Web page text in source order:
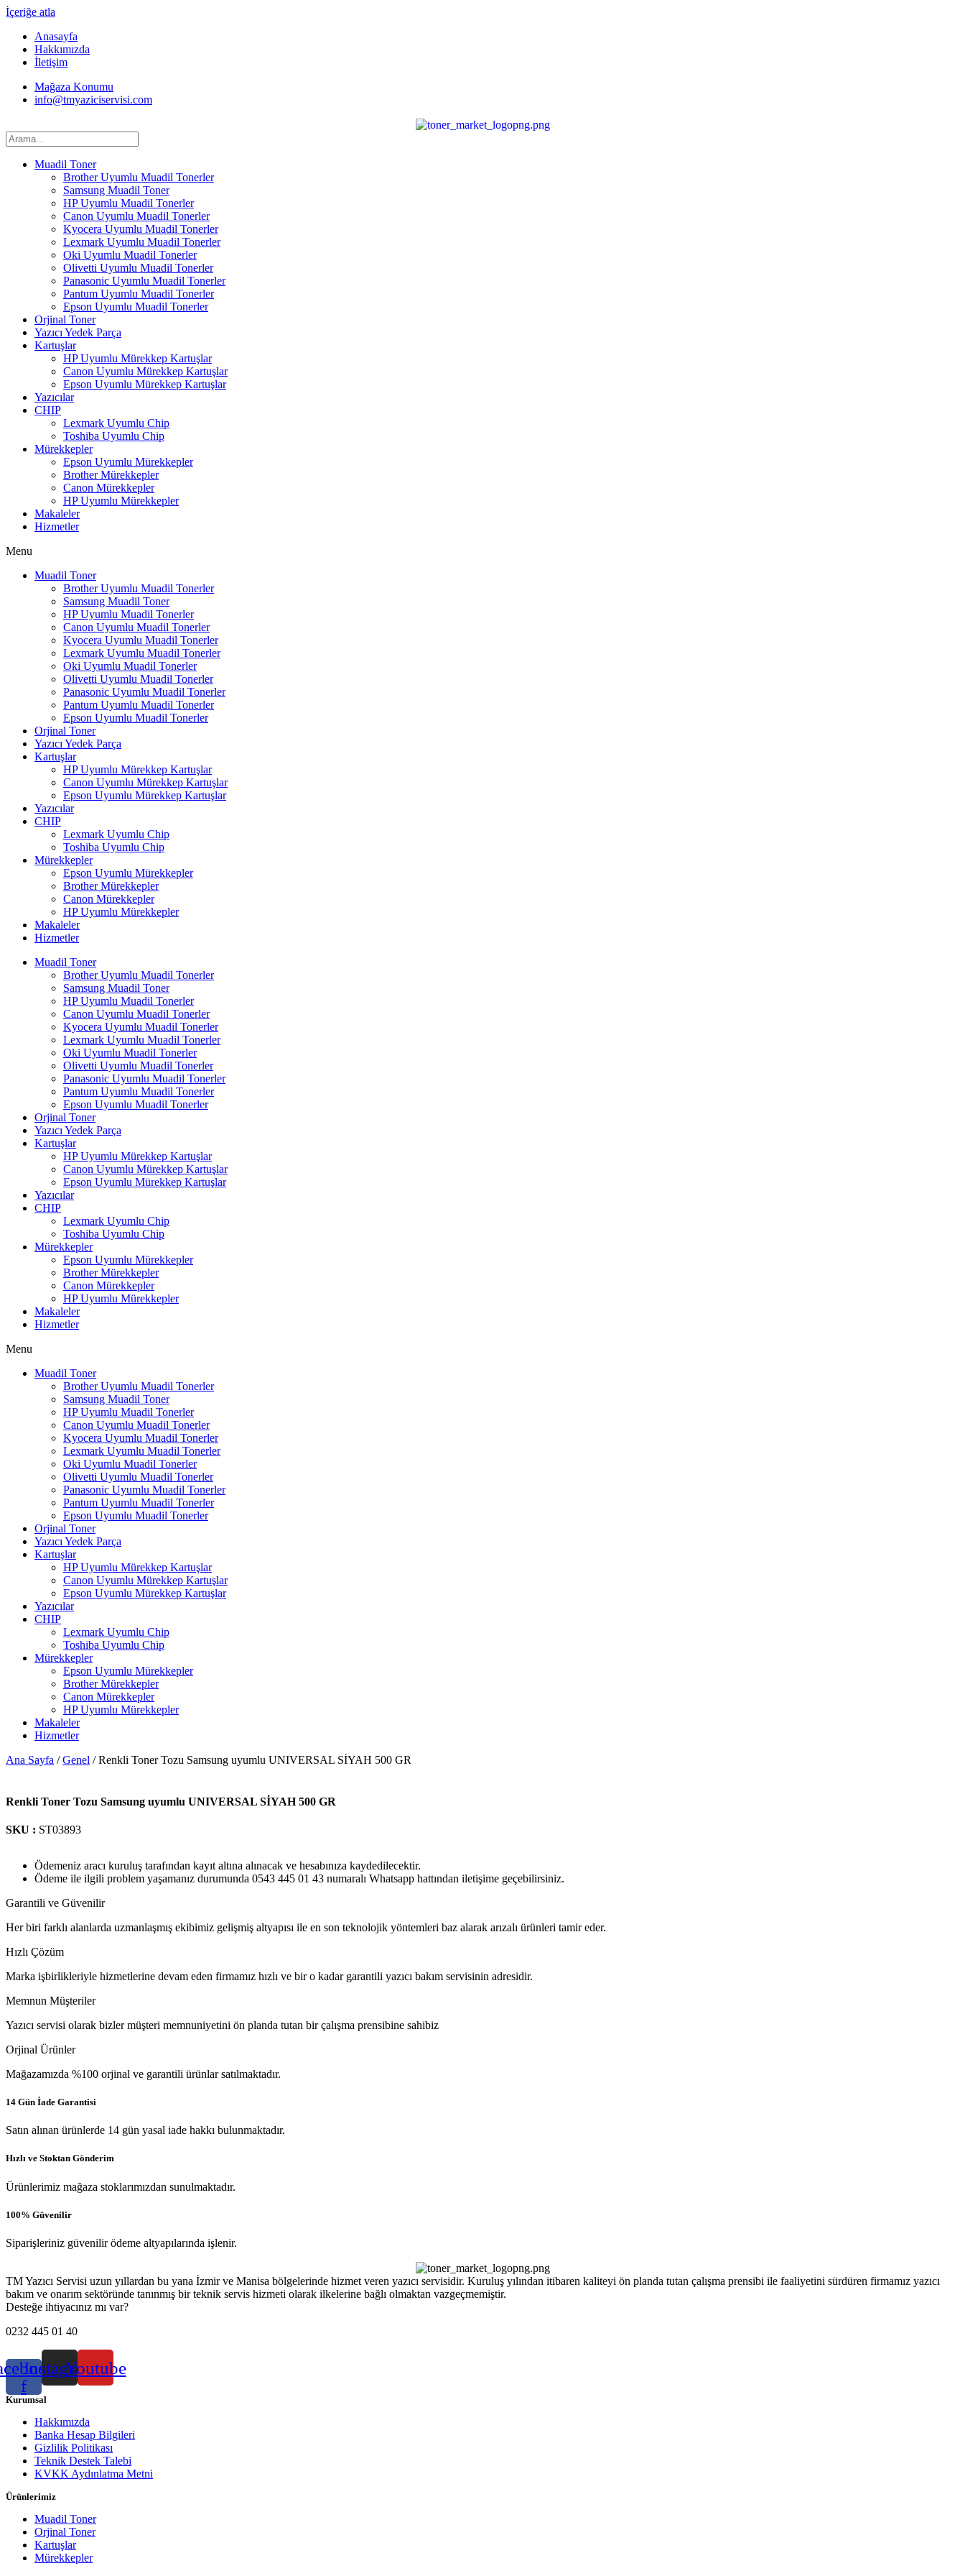
İçeriğe atla
Anasayfa
Hakkımızda
İletişim
Mağaza Konumu
info@tmyaziciservisi.com
Muadil Toner
Brother Uyumlu Muadil Tonerler
Samsung Muadil Toner
HP Uyumlu Muadil Tonerler
Canon Uyumlu Muadil Tonerler
Kyocera Uyumlu Muadil Tonerler
Lexmark Uyumlu Muadil Tonerler
Oki Uyumlu Muadil Tonerler
Olivetti Uyumlu Muadil Tonerler
Panasonic Uyumlu Muadil Tonerler
Pantum Uyumlu Muadil Tonerler
Epson Uyumlu Muadil Tonerler
Orjinal Toner
Yazıcı Yedek Parça
Kartuşlar
HP Uyumlu Mürekkep Kartuşlar
Canon Uyumlu Mürekkep Kartuşlar
Epson Uyumlu Mürekkep Kartuşlar
Yazıcılar
CHIP
Lexmark Uyumlu Chip
Toshiba Uyumlu Chip
Mürekkepler
Epson Uyumlu Mürekkepler
Brother Mürekkepler
Canon Mürekkepler
HP Uyumlu Mürekkepler
Makaleler
Hizmetler
Menu
Muadil Toner
Brother Uyumlu Muadil Tonerler
Samsung Muadil Toner
HP Uyumlu Muadil Tonerler
Canon Uyumlu Muadil Tonerler
Kyocera Uyumlu Muadil Tonerler
Lexmark Uyumlu Muadil Tonerler
Oki Uyumlu Muadil Tonerler
Olivetti Uyumlu Muadil Tonerler
Panasonic Uyumlu Muadil Tonerler
Pantum Uyumlu Muadil Tonerler
Epson Uyumlu Muadil Tonerler
Orjinal Toner
Yazıcı Yedek Parça
Kartuşlar
HP Uyumlu Mürekkep Kartuşlar
Canon Uyumlu Mürekkep Kartuşlar
Epson Uyumlu Mürekkep Kartuşlar
Yazıcılar
CHIP
Lexmark Uyumlu Chip
Toshiba Uyumlu Chip
Mürekkepler
Epson Uyumlu Mürekkepler
Brother Mürekkepler
Canon Mürekkepler
HP Uyumlu Mürekkepler
Makaleler
Hizmetler
Muadil Toner
Brother Uyumlu Muadil Tonerler
Samsung Muadil Toner
HP Uyumlu Muadil Tonerler
Canon Uyumlu Muadil Tonerler
Kyocera Uyumlu Muadil Tonerler
Lexmark Uyumlu Muadil Tonerler
Oki Uyumlu Muadil Tonerler
Olivetti Uyumlu Muadil Tonerler
Panasonic Uyumlu Muadil Tonerler
Pantum Uyumlu Muadil Tonerler
Epson Uyumlu Muadil Tonerler
Orjinal Toner
Yazıcı Yedek Parça
Kartuşlar
HP Uyumlu Mürekkep Kartuşlar
Canon Uyumlu Mürekkep Kartuşlar
Epson Uyumlu Mürekkep Kartuşlar
Yazıcılar
CHIP
Lexmark Uyumlu Chip
Toshiba Uyumlu Chip
Mürekkepler
Epson Uyumlu Mürekkepler
Brother Mürekkepler
Canon Mürekkepler
HP Uyumlu Mürekkepler
Makaleler
Hizmetler
Menu
Muadil Toner
Brother Uyumlu Muadil Tonerler
Samsung Muadil Toner
HP Uyumlu Muadil Tonerler
Canon Uyumlu Muadil Tonerler
Kyocera Uyumlu Muadil Tonerler
Lexmark Uyumlu Muadil Tonerler
Oki Uyumlu Muadil Tonerler
Olivetti Uyumlu Muadil Tonerler
Panasonic Uyumlu Muadil Tonerler
Pantum Uyumlu Muadil Tonerler
Epson Uyumlu Muadil Tonerler
Orjinal Toner
Yazıcı Yedek Parça
Kartuşlar
HP Uyumlu Mürekkep Kartuşlar
Canon Uyumlu Mürekkep Kartuşlar
Epson Uyumlu Mürekkep Kartuşlar
Yazıcılar
CHIP
Lexmark Uyumlu Chip
Toshiba Uyumlu Chip
Mürekkepler
Epson Uyumlu Mürekkepler
Brother Mürekkepler
Canon Mürekkepler
HP Uyumlu Mürekkepler
Makaleler
Hizmetler
Ana Sayfa /Genel / Renkli Toner Tozu Samsung uyumlu UNIVERSAL SİYAH 500 GR
Renkli Toner Tozu Samsung uyumlu UNIVERSAL SİYAH 500 GR
SKU : ST03893
Ödemeniz aracı kuruluş tarafından kayıt altına alınacak ve hesabınıza kaydedilecektir.
Ödeme ile ilgili problem yaşamanız durumunda 0543 445 01 43 numaralı Whatsapp hattından iletişime geçebilirsiniz.
Garantili ve Güvenilir
Her biri farklı alanlarda uzmanlaşmış ekibimiz gelişmiş altyapısı ile en son teknolojik yöntemleri baz alarak arızalı ürünleri tamir eder.
Hızlı Çözüm
Marka işbirlikleriyle hizmetlerine devam eden firmamız hızlı ve bir o kadar garantili yazıcı bakım servisinin adresidir.
Memnun Müşteriler
Yazıcı servisi olarak bizler müşteri memnuniyetini ön planda tutan bir çalışma prensibine sahibiz
Orjinal Ürünler
Mağazamızda %100 orjinal ve garantili ürünlar satılmaktadır.
14 Gün İade Garantisi
Satın alınan ürünlerde 14 gün yasal iade hakkı bulunmaktadır.
Hızlı ve Stoktan Gönderim
Ürünlerimiz mağaza stoklarımızdan sunulmaktadır.
100% Güvenilir
Siparişleriniz güvenilir ödeme altyapılarında işlenir.
TM Yazıcı Servisi uzun yıllardan bu yana İzmir ve Manisa bölgelerinde hizmet veren yazıcı servisidir. Kuruluş yılından itibaren kaliteyi ön planda tutan çalışma prensibi ile faaliyetini sürdüren firmamız yazıcı
bakım ve onarım sektöründe tanınmış bir teknik servis hizmeti olarak ilkelerine bağlı olmaktan vazgeçmemiştir.
Desteğe ihtiyacınız mı var?
0232 445 01 40
f
InstagramYoutube
Kurumsal
Hakkımızda
Banka Hesap Bilgileri
Gizlilik Politikası
Teknik Destek Talebi
KVKK Aydınlatma Metni
Ürünlerimiz
Muadil Toner
Orjinal Toner
Kartuşlar
Mürekkepler